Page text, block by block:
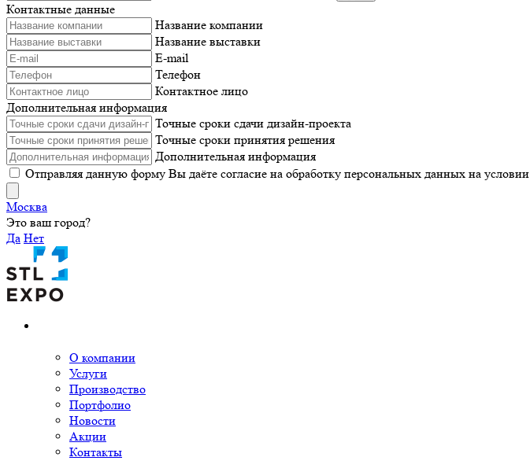
Контактные данные
Название компании
Название выставки
E-mail
Телефон
Контактное лицо
Дополнительная информация
Точные сроки сдачи дизайн-проекта
Точные сроки принятия решения
Дополнительная информация
Отправляя данную форму Вы даёте согласие на обработку персональных данных на условии
Москва
Это ваш город?
Да Нет
О компании
Услуги
Производство
Портфолио
Новости
Акции
Контакты